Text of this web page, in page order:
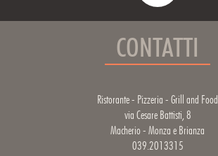
CONTATTI
Ristorante - Pizzeria - Grill and Food
via Cesare Battisti, 8
Macherio - Monza e Brianza
039.2013315